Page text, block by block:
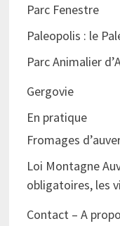
Parc Fenestre
Paleopolis : le
Parc Animalier
Gergovie
En pratique
Fromages
Loi Montagne
obligatoires, les
Contact – A